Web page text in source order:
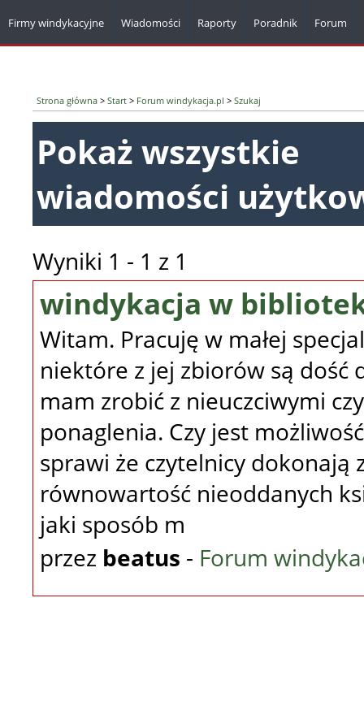
Firmy windykacyjne Wiadomości Raporty Poradnik Forum
Strona główna > Start > Forum windykacja.pl > Szukaj
Pokaż wszystkie
wiadomości
Wyniki 1 - 1 z 1
windykacja w
Witam. Pracuję w małej
niektóre z jej zbiorów są dość
mam zrobić z nieuczciwymi
ponaglenia. Czy jest
sprawi że czytelnicy
równowartość nieoddanych
jaki sposób m
przez beatus - Forum